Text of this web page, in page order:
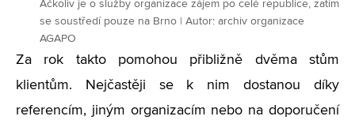
Ačkoliv je o služby organizace zájem po celé republice, zatím
se soustředí pouze na Brno | Autor: archiv organizace
AGAPO
Za rok takto pomohou přibližně dvěma stům
klientům. Nejčastěji se k nim dostanou díky
referencím, jiným organizacím nebo na doporučení